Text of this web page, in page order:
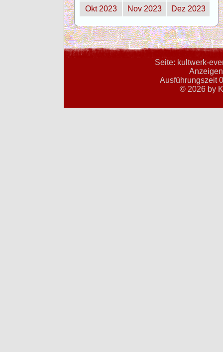
Okt 2023
Nov 2023 Dez 2023
Seite: kultwerk-
Ausführungszeit
© 2026 by